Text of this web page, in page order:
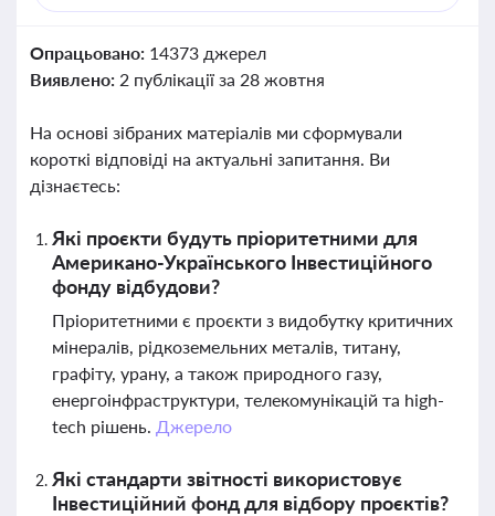
Опрацьовано: 14373 джерел
Виявлено: 2 публікації за 28 жовтня
На основі зібраних матеріалів ми сформували
короткі відповіді на актуальні запитання. Ви
дізнаєтесь:
Які проєкти будуть пріоритетними для
Американо-Українського Інвестиційного
фонду відбудови?
Пріоритетними є проєкти з видобутку критичних
мінералів, рідкоземельних металів, титану,
графіту, урану, а також природного газу,
енергоінфраструктури, телекомунікацій та high-
tech рішень. Джерело
Які стандарти звітності використовує
Інвестиційний фонд для відбору проєктів?